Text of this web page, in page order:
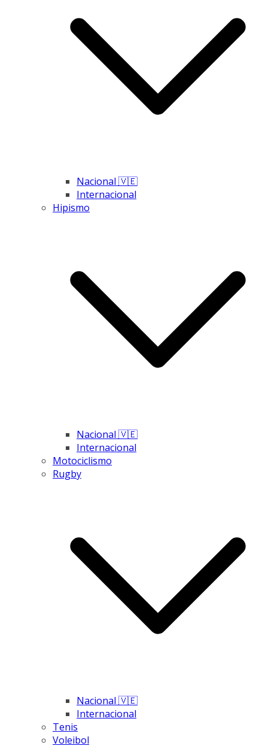
Nacional 🇻🇪
Internacional
Hipismo
Nacional 🇻🇪
Internacional
Motociclismo
Rugby
Nacional 🇻🇪
Internacional
Tenis
Voleibol